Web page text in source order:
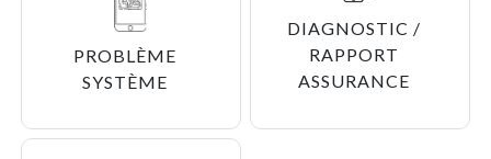
PROBLÈME
SYSTÈME
DIAGNOSTIC /
RAPPORT
ASSURANCE